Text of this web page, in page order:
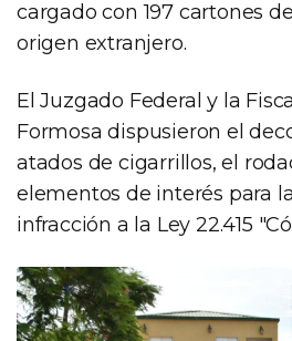
cargado con 197 cartones
origen extranjero.
El Juzgado Federal y la
Formosa dispusieron el
atados de cigarrillos, el
elementos de interés para
infracción a la Ley 22.415